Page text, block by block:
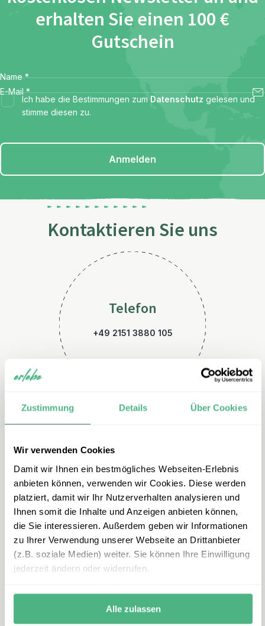
Zustimmung Details Über Cookies
Wir verwenden Cookies
Damit wir Ihnen ein bestmögliches Webseiten-Erlebnis
anbieten können, verwenden wir Cookies. Diese werden
platziert, damit wir Ihr Nutzerverhalten analysieren und
Ihnen somit die Inhalte und Anzeigen anbieten können,
die Sie interessieren. Außerdem geben wir Informationen
zu Ihrer Verwendung unserer Webseite an Drittanbieter
(z.B. soziale Medien) weiter. Sie können Ihre Einwilligung
jederzeit ändern oder widerrufen.
Alle zulassen
erhalten Sie einen 100 €
Gutschein
Name *
E-Mail *
Ich habe die Bestimmungen zum Datenschutz gelesen und
stimme diesen zu.
Anmelden
Kontaktieren Sie uns
Telefon
+49 2151 3880 105
E-Mail
malaysia@erlebe.de
Montag – Freitag: